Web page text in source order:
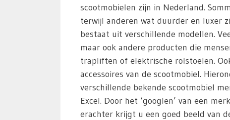
scootmobielen zijn in Nederland.
terwijl anderen wat duurder en luxer
bestaat uit verschillende modellen.
maar ook andere producten die
trapliften of elektrische rolstoelen.
accessoires van de scootmobiel.
verschillende bekende scootmobiel
Excel. Door het ‘googlen’ van een
erachter krijgt u een goed beeld van